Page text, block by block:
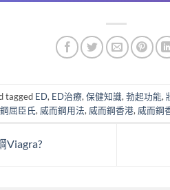
tagged ED, ED治療,保健知識,勃起功能,
屈臣氏, 威而鋼用法, 威而鋼香港, 威而鋼
Viagra?